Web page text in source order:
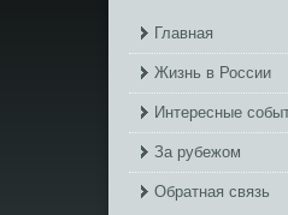
Главная
Жизнь в России
Интересные
За рубежом
Обратная связь